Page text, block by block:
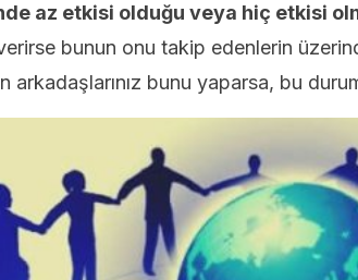
az etkisi olduğu veya hiç etkisi
bunun onu takip edenlerin
arkadaşlarınız bunu yaparsa, bu